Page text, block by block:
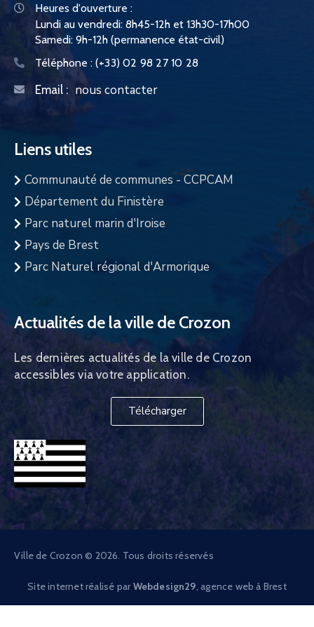
Heures d'ouverture :
Lundi au vendredi: 8h45-12h et 13h30-17h00
Samedi: 9h-12h (permanence état-civil)
Téléphone : (+33) 02 98 27 10 28
Email : nous contacter
Liens utiles
Communauté de communes - CCPCAM
Département du Finistère
Parc naturel marin d'Iroise
Pays de Brest
Parc Naturel régional d'Armorique
Actualités de la ville de Crozon
Les dernières actualités de la ville de Crozon
accessibles via votre application.
Télécharger
Ville de Crozon © 2026. Tous droits réservés
Site internet réalisé par Webdesign29 , agence web à Brest